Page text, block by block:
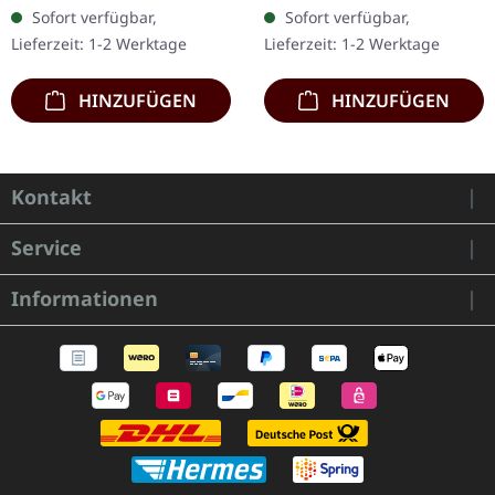
Sofort verfügbar,
Lieferzeit: 1-2 Werktage
HINZUFÜGEN
"Sparkle Starlight",
limitiert auf 500 Stück,…
Sofort verfügbar,
Lieferzeit: 1-2 Werktage
HINZUFÜGEN
Kontakt
Service
Informationen